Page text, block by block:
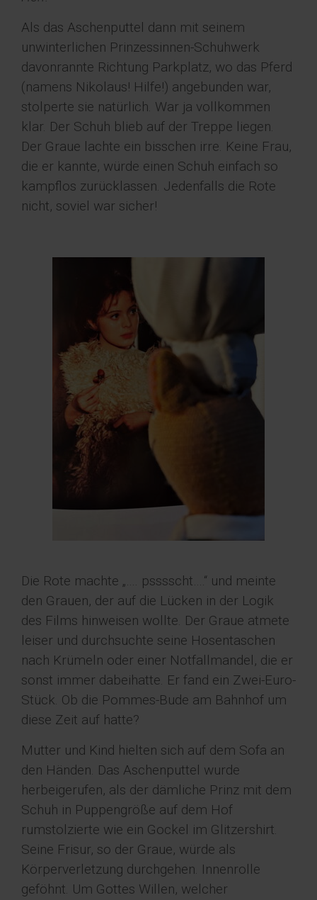
Als das Aschenputtel dann mit seinem
unwinterlichen Prinzessinnen-Schuhwerk
davonrannte Richtung Parkplatz, wo das Pferd
(namens Nikolaus! Hilfe!) angebunden war,
stolperte sie natürlich. War ja vollkommen
klar. Der Schuh blieb auf der Treppe liegen.
Der Graue lachte ein bisschen irre. Keine Frau,
die er kannte, würde einen Schuh einfach so
kampflos zurücklassen. Jedenfalls die Rote
nicht, soviel war sicher!
Die Rote machte „…. psssscht….“ und meinte
den Grauen, der auf die Lücken in der Logik
des Films hinweisen wollte. Der Graue atmete
leiser und durchsuchte seine Hosentaschen
nach Krümeln oder einer Notfallmandel, die er
sonst immer dabeihatte. Er fand ein Zwei-Euro-
Stück. Ob die Pommes-Bude am Bahnhof um
diese Zeit auf hatte?
Mutter und Kind hielten sich auf dem Sofa an
den Händen. Das Aschenputtel wurde
herbeigerufen, als der dämliche Prinz mit dem
Schuh in Puppengröße auf dem Hof
rumstolzierte wie ein Gockel im Glitzershirt.
Seine Frisur, so der Graue, würde als
Körperverletzung durchgehen. Innenrolle
geföhnt. Um Gottes Willen, welcher